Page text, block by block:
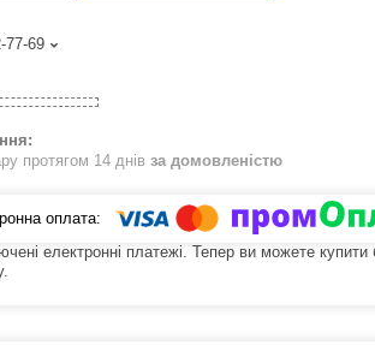
77-69
протягом 14 днів за домовленістю
електронні платежі. Тепер ви можете